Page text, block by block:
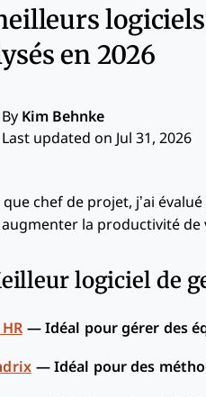
en 2026
By Kim Behnke
Last updated on Jul 31, 2026
que chef de projet, j’ai
la productivité
logiciel de
— Idéal pour gérer des
—Idéal pour des